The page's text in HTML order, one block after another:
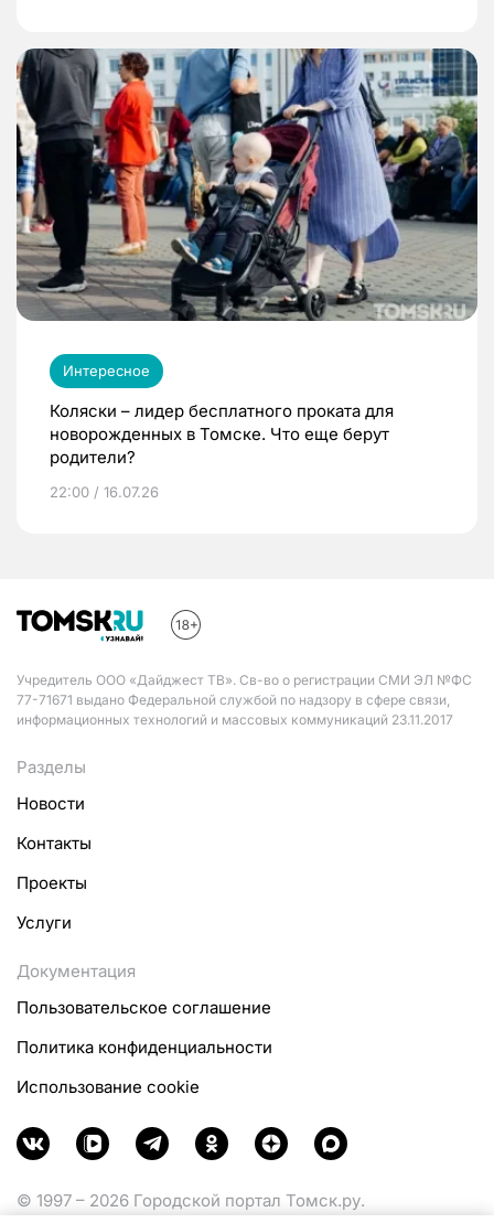
Интересное
Коляски – лидер бесплатного проката для
новорожденных в Томске. Что еще берут
родители?
22:00 / 16.07.26
Учредитель ООО «Дайджест ТВ». Св-во о регистрации СМИ ЭЛ №ФС
77-71671 выдано Федеральной службой по надзору в сфере связи,
информационных технологий и массовых коммуникаций 23.11.2017
Разделы
Новости
Контакты
Проекты
Услуги
Документация
Пользовательское соглашение
Политика конфиденциальности
Использование cookie
© 1997 – 2026 Городской портал Томск.ру.